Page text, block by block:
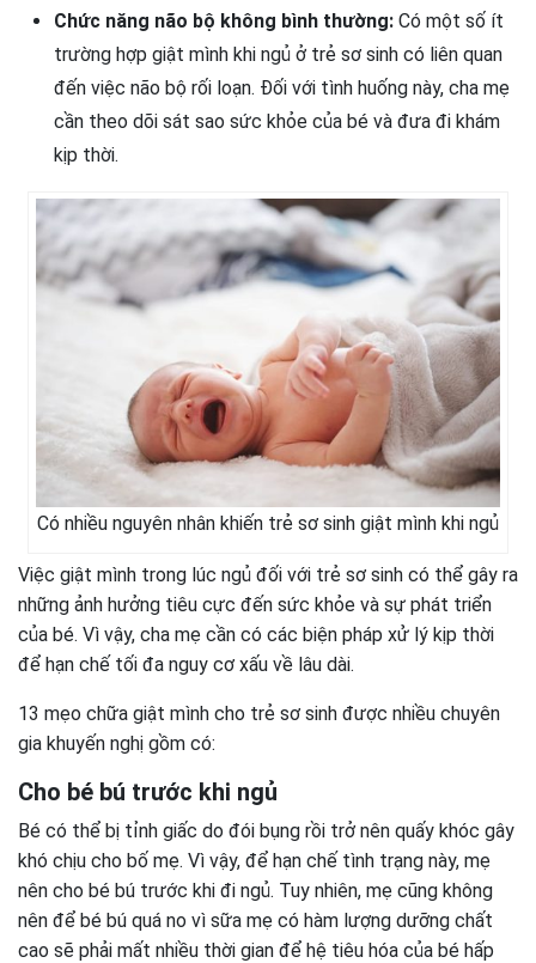
Chức năng não bộ không bình thường: Có một số ít
trường hợp giật mình khi ngủ ở trẻ sơ sinh có liên quan
đến việc não bộ rối loạn. Đối với tình huống này, cha mẹ
cần theo dõi sát sao sức khỏe của bé và đưa đi khám
kịp thời.
Có nhiều nguyên nhân khiến trẻ sơ sinh giật mình khi ngủ
Việc giật mình trong lúc ngủ đối với trẻ sơ sinh có thể gây ra
những ảnh hưởng tiêu cực đến sức khỏe và sự phát triển
của bé. Vì vậy, cha mẹ cần có các biện pháp xử lý kịp thời
để hạn chế tối đa nguy cơ xấu về lâu dài.
13 mẹo chữa giật mình cho trẻ sơ sinh được nhiều chuyên
gia khuyến nghị gồm có:
Cho bé bú trước khi ngủ
Bé có thể bị tỉnh giấc do đói bụng rồi trở nên quấy khóc gây
khó chịu cho bố mẹ. Vì vậy, để hạn chế tình trạng này, mẹ
nên cho bé bú trước khi đi ngủ. Tuy nhiên, mẹ cũng không
nên để bé bú quá no vì sữa mẹ có hàm lượng dưỡng chất
cao sẽ phải mất nhiều thời gian để hệ tiêu hóa của bé hấp